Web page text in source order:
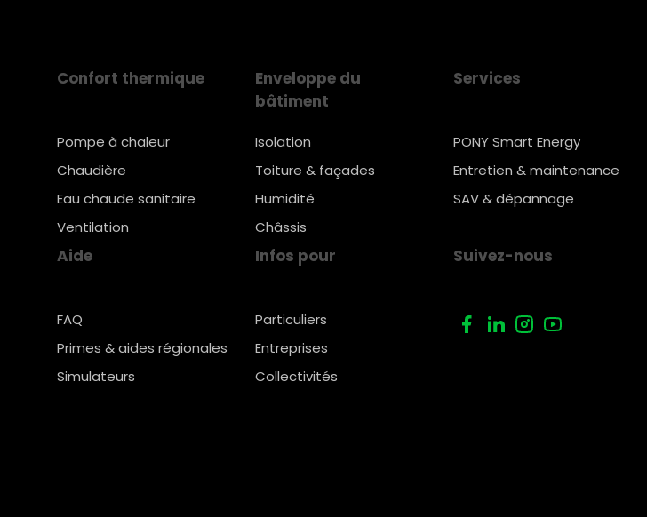
Confort thermique
Pompe à chaleur
Chaudière
Eau chaude sanitaire
Ventilation
Enveloppe du
bâtiment
Isolation
Toiture & façades
Humidité
Châssis
Services
PONY Smart Energy
Entretien & maintenance
SAV & dépannage
Aide
FAQ
Primes & aides régionales
Simulateurs
Infos pour
Particuliers
Entreprises
Collectivités
Suivez-nous